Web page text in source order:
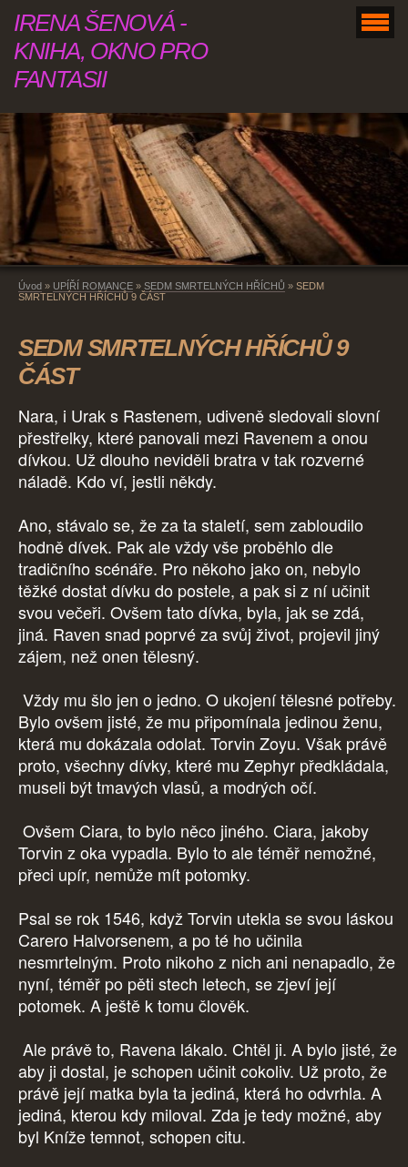
IRENA ŠENOVÁ -
KNIHA, OKNO PRO
FANTASII
Úvod » UPÍŘÍ ROMANCE » SEDM SMRTELNÝCH HŘÍCHŮ » SEDM
SMRTELNÝCH HŘÍCHŮ 9 ČÁST
SEDM SMRTELNÝCH HŘÍCHŮ 9
ČÁST
Nara, i Urak s Rastenem, udiveně sledovali slovní
přestřelky, které panovali mezi Ravenem a onou
dívkou. Už dlouho neviděli bratra v tak rozverné
náladě. Kdo ví, jestli někdy.
Ano, stávalo se, že za ta staletí, sem zabloudilo
hodně dívek. Pak ale vždy vše proběhlo dle
tradičního scénáře. Pro někoho jako on, nebylo
těžké dostat dívku do postele, a pak si z ní učinit
svou večeři. Ovšem tato dívka, byla, jak se zdá,
jiná. Raven snad poprvé za svůj život, projevil jiný
zájem, než onen tělesný.
Vždy mu šlo jen o jedno. O ukojení tělesné potřeby.
Bylo ovšem jisté, že mu připomínala jedinou ženu,
která mu dokázala odolat. Torvin Zoyu. Však právě
proto, všechny dívky, které mu Zephyr předkládala,
museli být tmavých vlasů, a modrých očí.
Ovšem Ciara, to bylo něco jiného. Ciara, jakoby
Torvin z oka vypadla. Bylo to ale téměř nemožné,
přeci upír, nemůže mít potomky.
Psal se rok 1546, když Torvin utekla se svou láskou
Carero Halvorsenem, a po té ho učinila
nesmrtelným. Proto nikoho z nich ani nenapadlo, že
nyní, téměř po pěti stech letech, se zjeví její
potomek. A ještě k tomu člověk.
Ale právě to, Ravena lákalo. Chtěl ji. A bylo jisté, že
aby ji dostal, je schopen učinit cokoliv. Už proto, že
právě její matka byla ta jediná, která ho odvrhla. A
jediná, kterou kdy miloval. Zda je tedy možné, aby
byl Kníže temnot, schopen citu.